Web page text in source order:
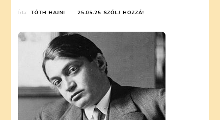
Írta: TÓTH HAJNI 25.05.25 SZÓLJ HOZZÁ!
TISZA-
PARTON
(ELEMZÉS)